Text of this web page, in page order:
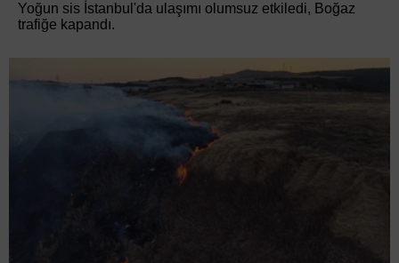
Yoğun sis İstanbul'da ulaşımı olumsuz etkiledi, Boğaz
trafiğe kapandı.